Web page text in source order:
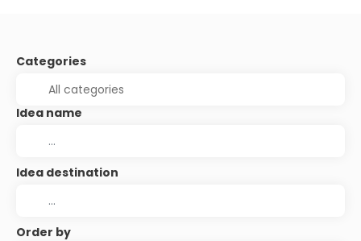
Categories
Idea name
Idea destination
Order by